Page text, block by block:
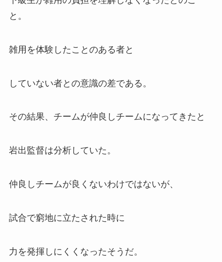
と。
雑用を体験したことのある者と
していない者との意識の差である。
その結果、チームが仲良しチームになってきたと
岩出監督は分析していた。
仲良しチームが良くないわけではないが、
試合で窮地に立たされた時に
力を発揮しにくくなったそうだ。